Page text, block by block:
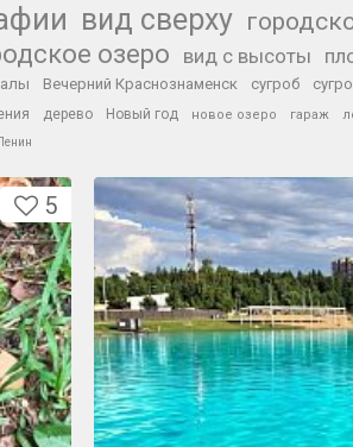
вид сверху
озеро вид с высоты
Вечерний Краснознаменск сугроб
дерево Новый год новое озеро гараж
5